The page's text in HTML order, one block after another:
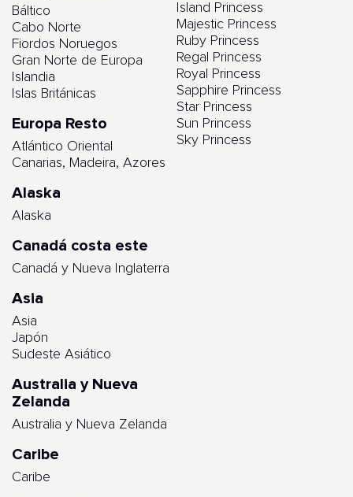
Báltico
Cabo Norte
Fiordos Noruegos
Gran Norte de Europa
Islandia
Islas Británicas
Europa Resto
Atlántico Oriental
Canarias, Madeira, Azores
Alaska
Alaska
Canadá costa este
Canadá y Nueva Inglaterra
Asia
Asia
Japón
Sudeste Asiático
Australia y Nueva
Zelanda
Australia y Nueva Zelanda
Caribe
Caribe
Island Princess
Majestic Princess
Ruby Princess
Regal Princess
Royal Princess
Sapphire Princess
Star Princess
Sun Princess
Sky Princess